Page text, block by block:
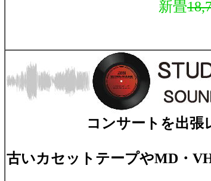
新畳
コンサートを出張
古いカセットテープやMD・